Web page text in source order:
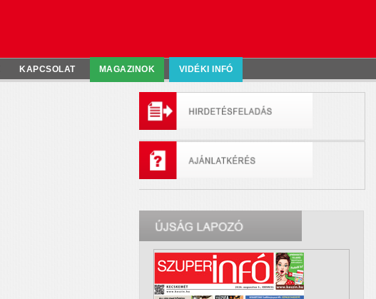
KAPCSOLAT MAGAZINOK VIDÉKI INFÓ